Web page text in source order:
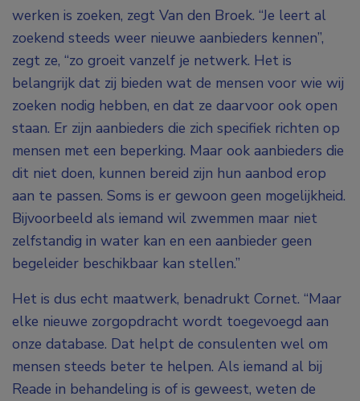
werken is zoeken, zegt Van den Broek. “Je leert al
zoekend steeds weer nieuwe aanbieders kennen”,
zegt ze, “zo groeit vanzelf je netwerk. Het is
belangrijk dat zij bieden wat de mensen voor wie wij
zoeken nodig hebben, en dat ze daarvoor ook open
staan. Er zijn aanbieders die zich specifiek richten op
mensen met een beperking. Maar ook aanbieders die
dit niet doen, kunnen bereid zijn hun aanbod erop
aan te passen. Soms is er gewoon geen mogelijkheid.
Bijvoorbeeld als iemand wil zwemmen maar niet
zelfstandig in water kan en een aanbieder geen
begeleider beschikbaar kan stellen.”
Het is dus echt maatwerk, benadrukt Cornet. “Maar
elke nieuwe zorgopdracht wordt toegevoegd aan
onze database. Dat helpt de consulenten wel om
mensen steeds beter te helpen. Als iemand al bij
Reade in behandeling is of is geweest, weten de